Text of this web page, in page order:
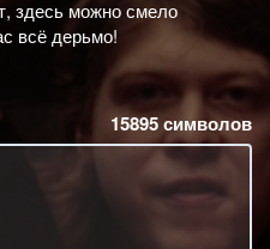
здесь можно смело
всё дерьмо!
15895символов